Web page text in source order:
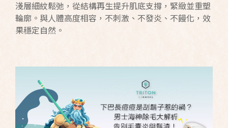
淺層細紋鬆弛，從結構再生提升肌底支撐，緊緻並重塑
輪廓。與人體高度相容，不刺激、不發炎、不饅化，效
果穩定自然。